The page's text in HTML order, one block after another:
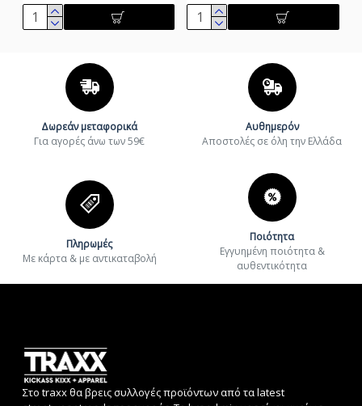
Δωρεάν μεταφορικά
Για αγορές άνω των 59€
Αυθημερόν
Aποστολές σε όλη την Ελλάδα
Πληρωμές
Με κάρτα & με αντικαταβολή
Ποιότητα
Εγγυημένη ποιότητα &
αυθεντικότητα
Στο traxx θα βρεις συλλογές προϊόντων από τα latest